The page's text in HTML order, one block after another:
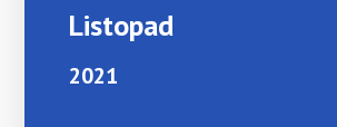
Listopad
2021